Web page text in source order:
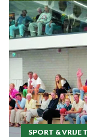
SPORT & VRIJE